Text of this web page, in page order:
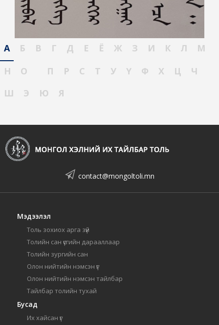
А Б В Г Д Е Ё Ж З И К Л
М
Н
О П Р С Т У Ү Ф Х Ц
Ч
Ш
Э Ю Я
contact@mongoltoli.mn
Мэдээлэл
Толь зохиох арга зүй
Толийн сан үсгийн дарааллаар
Толийн зургийн сан
Олон нийтийн нэмсэн үг
Олон нийтийн нэмсэн тайлбар
Тайлбар толийн тухай
Бусад
Их хайсан үг